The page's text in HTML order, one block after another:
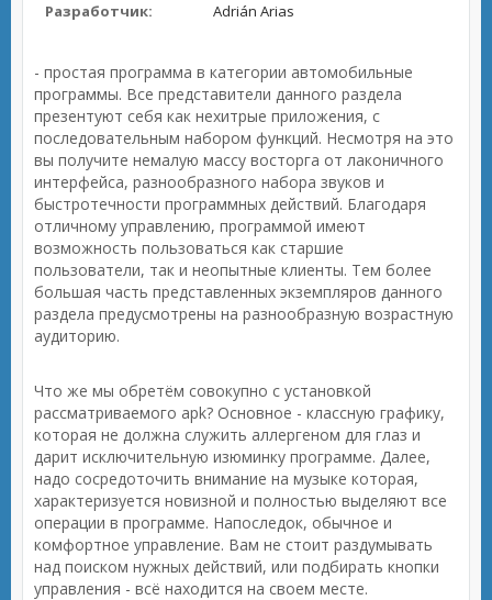
Разработчик:
Adrián Arias
- простая программа в категории автомобильные
программы. Все представители данного раздела
презентуют себя как нехитрые приложения, с
последовательным набором функций. Несмотря на это
вы получите немалую массу восторга от лаконичного
интерфейса, разнообразного набора звуков и
быстротечности программных действий. Благодаря
отличному управлению, программой имеют
возможность пользоваться как старшие
пользователи, так и неопытные клиенты. Тем более
большая часть представленных экземпляров данного
раздела предусмотрены на разнообразную возрастную
аудиторию.
Что же мы обретём совокупно с установкой
рассматриваемого apk? Основное - классную графику,
которая не должна служить аллергеном для глаз и
дарит исключительную изюминку программе. Далее,
надо сосредоточить внимание на музыке которая,
характеризуется новизной и полностью выделяют все
операции в программе. Напоследок, обычное и
комфортное управление. Вам не стоит раздумывать
над поиском нужных действий, или подбирать кнопки
управления - всё находится на своем месте.